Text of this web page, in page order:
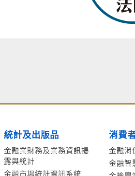
統計及出版品
金融業財務及業務資訊揭
露與統計
金融市場統計資訊系統
消費
金融消
金融智